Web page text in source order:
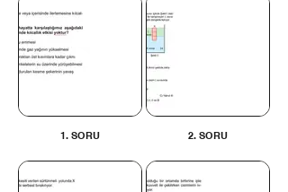
1. SORU 2. SORU